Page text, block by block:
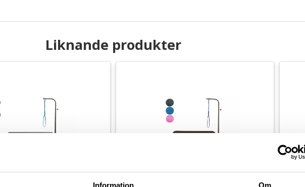
Information Om
Liknande produkter